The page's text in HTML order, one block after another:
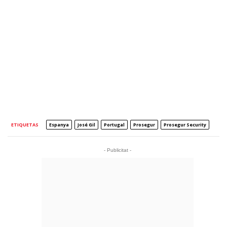
ETIQUETAS Espanya José Gil Portugal Prosegur Prosegur Security
- Publicitat -